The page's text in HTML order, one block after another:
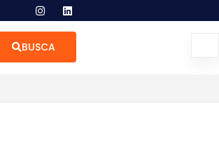
BUSCA